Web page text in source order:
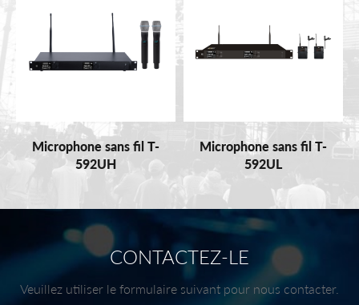
Microphone sans fil T-
592UH
Microphone sans fil T-
592UL
CONTACTEZ-LE
Veuillez utiliser le formulaire suivant pour nous contacter.